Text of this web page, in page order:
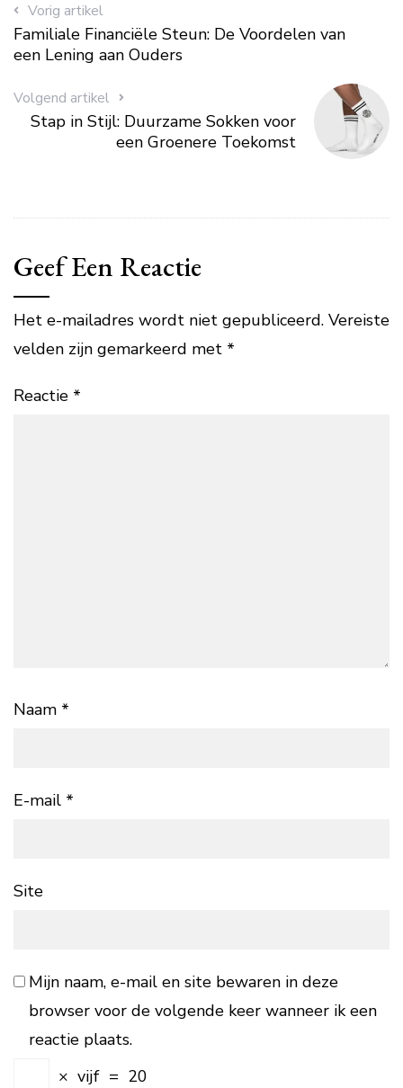
Vorig artikel
Familiale Financiële Steun: De Voordelen van
een Lening aan Ouders
Volgend artikel
Stap in Stijl: Duurzame Sokken voor
een Groenere Toekomst
Geef Een Reactie
Het e-mailadres wordt niet gepubliceerd. Vereiste
velden zijn gemarkeerd met *
Reactie *
Naam *
E-mail *
Site
Mijn naam, e-mail en site bewaren in deze
browser voor de volgende keer wanneer ik een
reactie plaats.
× vijf = 20